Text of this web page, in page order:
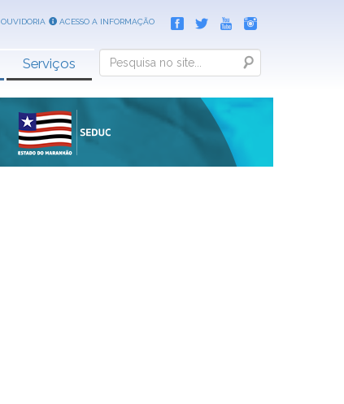
OUVIDORIA ACESSO A INFORMAÇÃO
Serviços Search